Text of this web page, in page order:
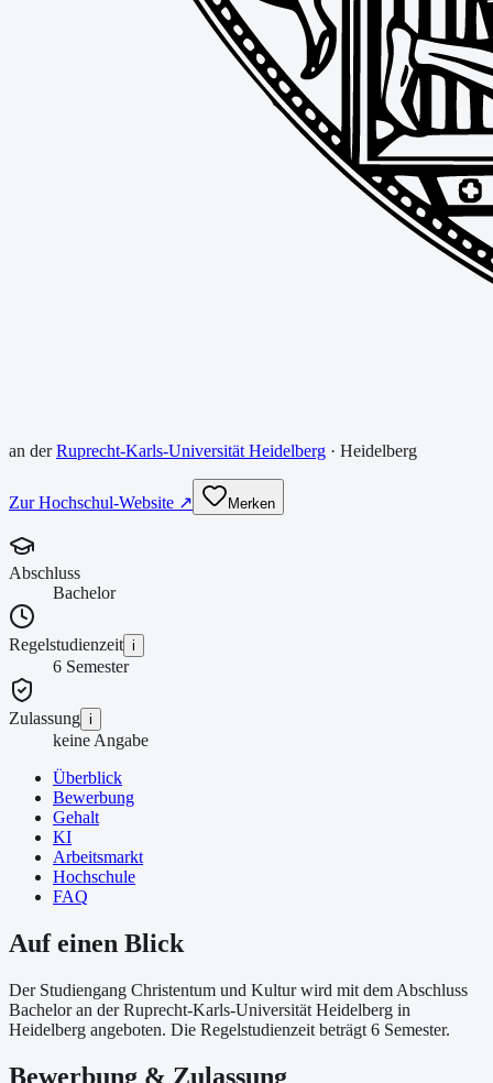
an derRuprecht-Karls-Universität Heidelberg · Heidelberg
Zur Hochschul-Website ↗ Merken
Abschluss
Bachelor
Regelstudienzeit i
6 Semester
Zulassung i
keine Angabe
Überblick
Bewerbung
Gehalt
KI
Arbeitsmarkt
Hochschule
FAQ
Auf einen Blick
Der Studiengang Christentum und Kultur wird mit dem Abschluss
Bachelor an der Ruprecht-Karls-Universität Heidelberg in
Heidelberg angeboten. Die Regelstudienzeit beträgt 6 Semester.
Bewerbung & Zulassung